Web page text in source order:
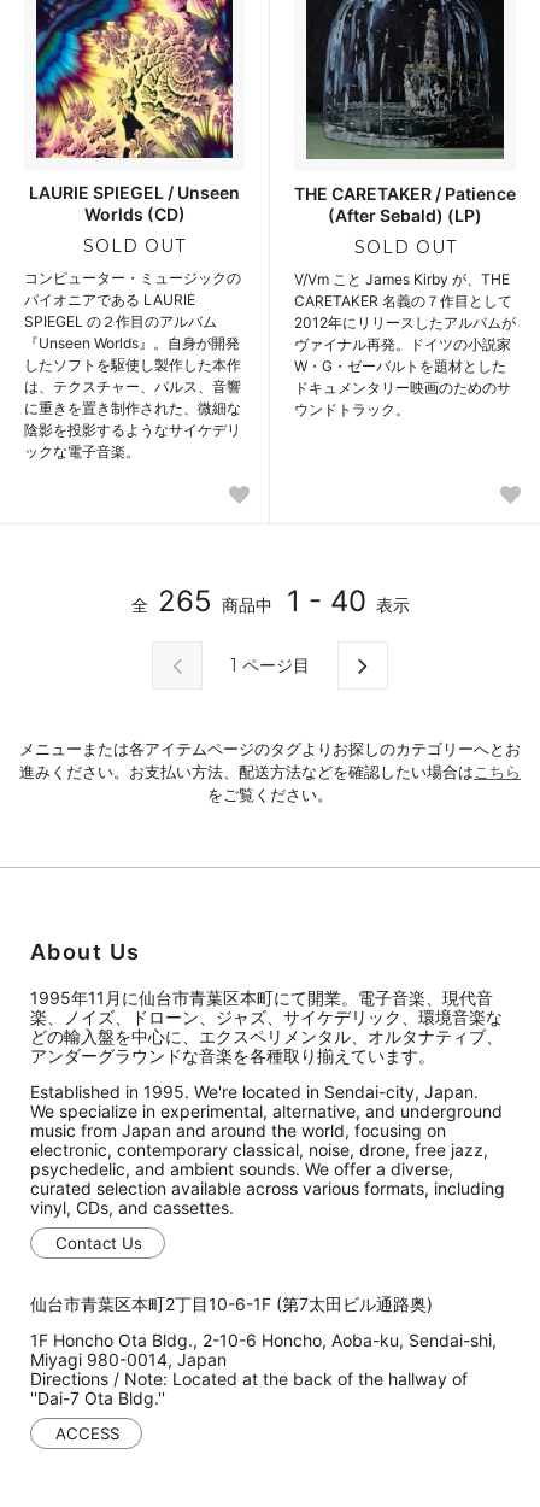
LAURIE SPIEGEL / Unseen
Worlds (CD)
SOLD OUT
コンピューター・ミュージックの
パイオニアである LAURIE
SPIEGEL の２作目のアルバム
『Unseen Worlds』。自身が開発
したソフトを駆使し製作した本作
は、テクスチャー、パルス、音響
に重きを置き制作された、微細な
陰影を投影するようなサイケデリ
ックな電子音楽。
THE CARETAKER / Patience
(After Sebald) (LP)
SOLD OUT
V/Vm こと James Kirby が、THE
CARETAKER 名義の７作目として
2012年にリリースしたアルバムが
ヴァイナル再発。ドイツの小説家
W・G・ゼーバルトを題材とした
ドキュメンタリー映画のためのサ
ウンドトラック。
全 265 商品中 1 - 40 表示
1 ページ目
メニューまたは各アイテムページのタグよりお探しのカテゴリーへとお
進みください。お支払い方法、配送方法などを確認したい場合は こちら
をご覧ください。
About Us
1995年11月に仙台市青葉区本町にて開業。電子音楽、現代音
楽、ノイズ、ドローン、ジャズ、サイケデリック、環境音楽な
どの輸入盤を中心に、エクスペリメンタル、オルタナティブ、
アンダーグラウンドな音楽を各種取り揃えています。
Established in 1995. We're located in Sendai-city, Japan.
We specialize in experimental, alternative, and underground
music from Japan and around the world, focusing on
electronic, contemporary classical, noise, drone, free jazz,
psychedelic, and ambient sounds. We offer a diverse,
curated selection available across various formats, including
vinyl, CDs, and cassettes.
Contact Us
仙台市青葉区本町2丁目10-6-1F (第7太田ビル通路奥)
1F Honcho Ota Bldg., 2-10-6 Honcho, Aoba-ku, Sendai-shi,
Miyagi 980-0014, Japan
Directions / Note: Located at the back of the hallway of
''Dai-7 Ota Bldg.''
ACCESS